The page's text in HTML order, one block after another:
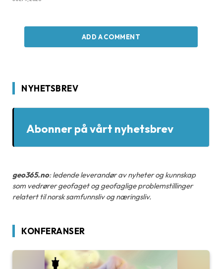
ADD A COMMENT
NYHETSBREV
Abonner på vårt nyhetsbrev
geo365.no: ledende leverandør av nyheter og kunnskap
som vedrører geofaget og geofaglige problemstillinger
relatert til norsk samfunnsliv og næringsliv.
KONFERANSER